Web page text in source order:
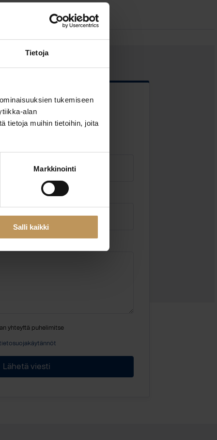
Tietoja
tukemiseen
alan
tietoja muihin tietoihin, joita
Markkinointi
Salli kaikki
Sähköposti*
yhteyttä puhelimitse